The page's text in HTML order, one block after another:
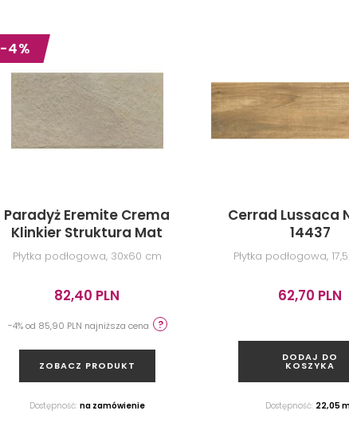
-4%
Paradyż Eremite Crema
Klinkier Struktura Mat
Płytka podłogowa, 30x60 cm
82,40 PLN
-4% od 85,90 PLN najniższa cena
ZOBACZ PRODUKT
Dostępność: na zamówienie
Cerrad Lussaca
14437
Płytka podłogowa,
62,70 PLN
DODAJ DO
KOSZYKA
Dostępność: 22,05